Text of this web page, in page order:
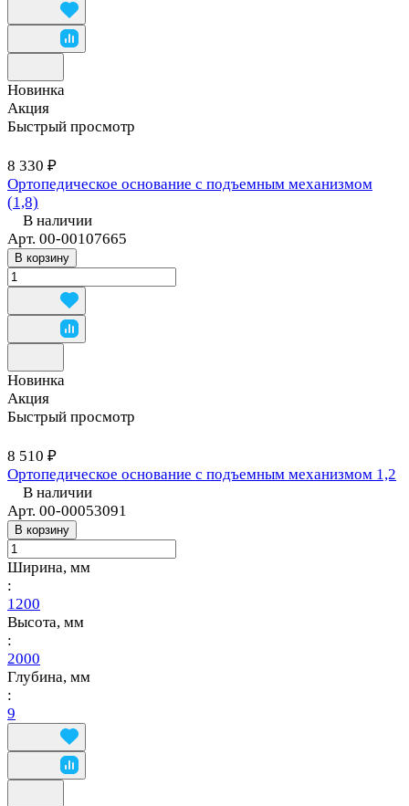
Новинка
Акция
Быстрый просмотр
8 330 ₽
Ортопедическое основание с подъемным механизмом
(1,8)
В наличии
Арт. 00-00107665
В корзину
Новинка
Акция
Быстрый просмотр
8 510 ₽
Ортопедическое основание с подъемным механизмом 1,2
В наличии
Арт. 00-00053091
В корзину
Ширина, мм
:
1200
Высота, мм
:
2000
Глубина, мм
:
9